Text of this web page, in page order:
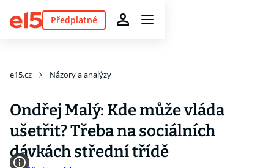
Předplatné
e15.cz Názory a analýzy
Ondřej Malý: Kde může vláda
ušetřit? Třeba na sociálních
dávkách střední třídě